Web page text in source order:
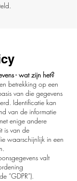
- wat zijn het?
betrekking op een
van die gegevens
Identificatie kan
van de informatie
enige andere
is van de
waarschijnlijk in een
valt
“GDPR”).